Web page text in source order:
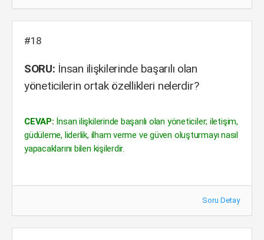
#18
SORU: İnsan ilişkilerinde başarılı olan
yöneticilerin ortak özellikleri nelerdir?
CEVAP: İnsan ilişkilerinde başarılı olan yöneticiler; iletişim,
güdüleme, liderlik, ilham verme ve güven oluşturmayı nasıl
yapacaklarını bilen kişilerdir.
Soru Detay